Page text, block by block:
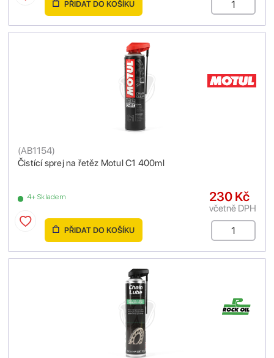
PŘIDAT DO KOŠÍKU
Čistící sprej na řetěz Motul C1 400ml
(AB1154)
4+ Skladem 230 Kč
včetně DPH
PŘIDAT DO KOŠÍKU